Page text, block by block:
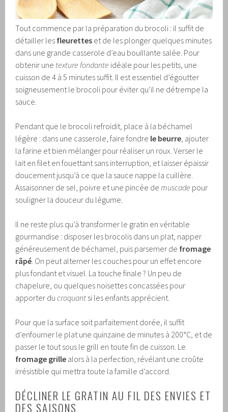
Tout commence par la préparation du brocoli : il suffit de
détailler les fleurettes et de les plonger quelques minutes
dans une grande casserole d’eau bouillante salée. Pour
obtenir une texture fondante idéale pour les petits, une
cuisson de 4 à 5 minutes suffit. Il est essentiel d’égoutter
soigneusement le brocoli pour éviter qu’il ne détrempe la
sauce.
Pendant que le brocoli refroidit, place à la béchamel
légère : dans une casserole, faire fondre le beurre, ajouter
la farine et bien mélanger pour réaliser un roux. Verser le
lait en filet en fouettant sans interruption, et laisser épaissir
doucement jusqu’à ce que la sauce nappe la cuillère.
Assaisonner de sel, poivre et une pincée demuscade pour
souligner la douceur du légume.
Il ne reste plus qu’à transformer le gratin en véritable
gourmandise : disposer les brocolis dans un plat, napper
généreusement de béchamel, puis parsemer de fromage
râpé. On peut alterner les couches pour un effet encore
plus fondant et visuel. La touche finale ? Un peu de
chapelure, ou quelques noisettes concassées pour
apporter ducroquant si les enfants apprécient.
Pour que la surface soit parfaitement dorée, il suffit
d’enfourner le plat une quinzaine de minutes à 200°C, et de
passer le tout sous le grill en toute fin de cuisson. Le
fromage grille alors à la perfection, révélant une croûte
irrésistible qui mettra toute la famille d’accord.
DÉCLINER LE GRATIN AU FIL DES ENVIES ET
DES SAISONS